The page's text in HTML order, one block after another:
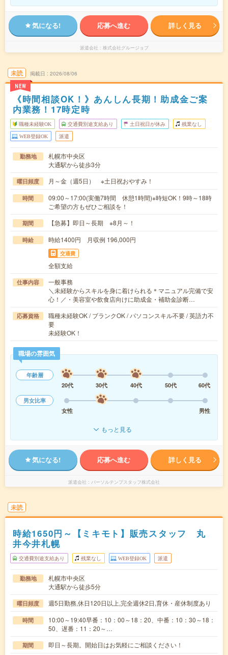
気になる! 応募へ進む 詳しく見る
派遣会社 株式会社グルージョブ
未読
NEW
掲載日 2026/08/06
《時間相談OK！》あんしん長期！助成金ご案
内業務！17時定時
職種未経験OK 交通費別途支給あり 土日祝日が休み 残業なし
WEB登録OK 派遣
勤務地
札幌市中央区
大通駅から徒歩3分
曜日頻度 月～金（週5日） ※土日祝おやすみ！
時間
09:00～17:00(実働7時間 休憩1時間)※時短OK！9時～18時
ご希望の方もぜひご相談を！
期間 【急募】即日～長期 ※8月～！
時給 時給1400円 月収例 196,000円
交通費
全額支給
仕事内容
一般事務
＼未経験からスキルを身に着けられる＊マニュアル完備で安
心！／・美容室や飲食店向けに助成金・補助金診断…
応募資格
職種未経験OK / ブランクOK / パソコンスキル不要 / 英語力不
要
未経験OK！
職場の雰囲気
年齢層
20代
30代 40代 50代
60代
男女比率
女性
男性
もっと見る
気になる! 応募へ進む 詳しく見る
派遣会社 パーソルテンプスタッフ株式会社
未読
時給1650円～【ミキモト】販売スタッフ 丸
井今井札幌
交通費別途支給あり 残業なし WEB登録OK 派遣
勤務地
札幌市中央区
大通駅から徒歩5分
曜日頻度 週5日勤務,休日120日以上,完全週休2日,育休・産休制度あり
時間
10:00～19:40早番：10：00～18：20、中番：10：30～18：
50、遅番：11：20～…
期間 即日～長期。開始日はお気軽にご相談ください！